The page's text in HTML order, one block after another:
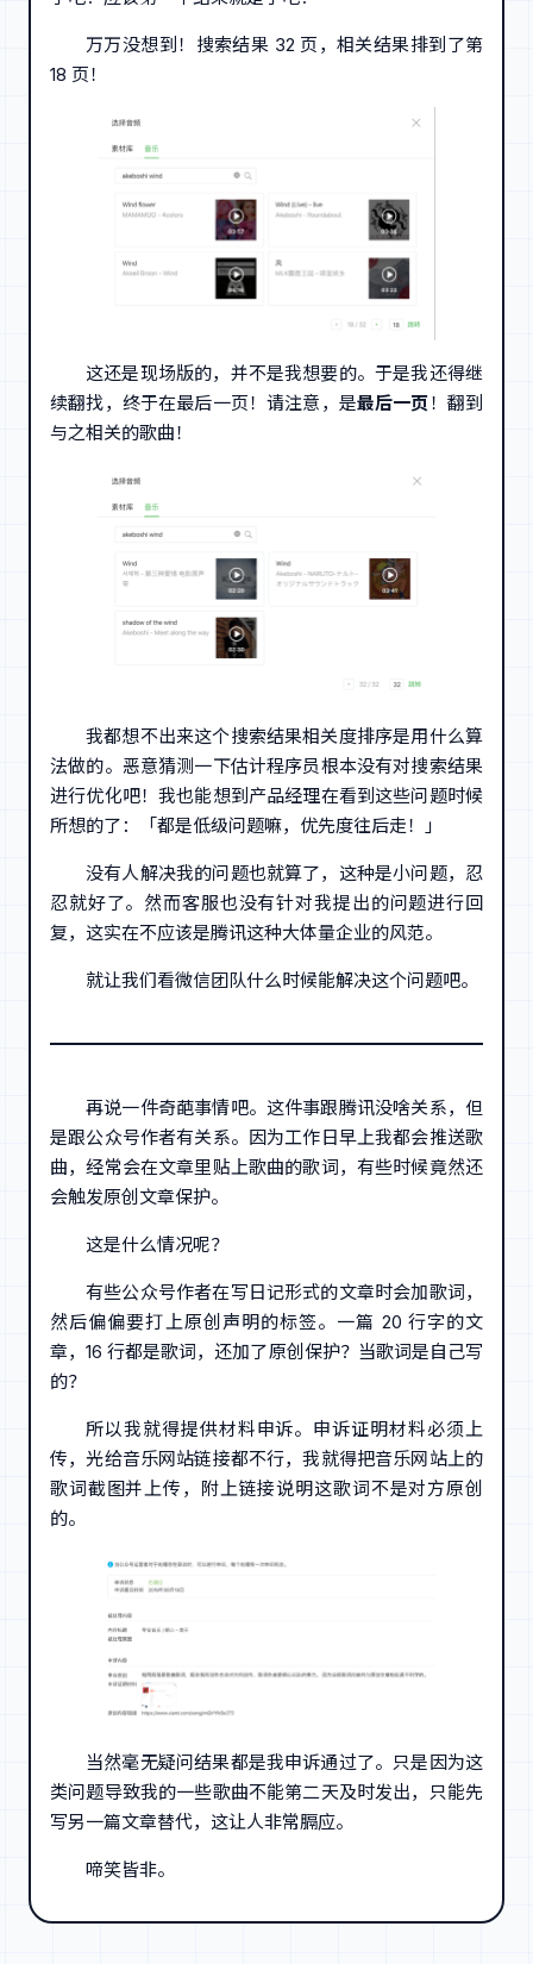
万万没想到！搜索结果 32 页，相关结果排到了第
18 页！
这还是现场版的，并不是我想要的。于是我还得继
续翻找，终于在最后一页！请注意，是最后一页！翻到
与之相关的歌曲！
我都想不出来这个搜索结果相关度排序是用什么算
法做的。恶意猜测一下估计程序员根本没有对搜索结果
进行优化吧！我也能想到产品经理在看到这些问题时候
所想的了：「都是低级问题嘛，优先度往后走！」
没有人解决我的问题也就算了，这种是小问题，忍
忍就好了。然而客服也没有针对我提出的问题进行回
复，这实在不应该是腾讯这种大体量企业的风范。
就让我们看微信团队什么时候能解决这个问题吧。
再说一件奇葩事情吧。这件事跟腾讯没啥关系，但
是跟公众号作者有关系。因为工作日早上我都会推送歌
曲，经常会在文章里贴上歌曲的歌词，有些时候竟然还
会触发原创文章保护。
这是什么情况呢？
有些公众号作者在写日记形式的文章时会加歌词，
然后偏偏要打上原创声明的标签。一篇 20 行字的文
章，16 行都是歌词，还加了原创保护？当歌词是自己写
的？
所以我就得提供材料申诉。申诉证明材料必须上
传，光给音乐网站链接都不行，我就得把音乐网站上的
歌词截图并上传，附上链接说明这歌词不是对方原创
的。
当然毫无疑问结果都是我申诉通过了。只是因为这
类问题导致我的一些歌曲不能第二天及时发出，只能先
写另一篇文章替代，这让人非常膈应。
啼笑皆非。